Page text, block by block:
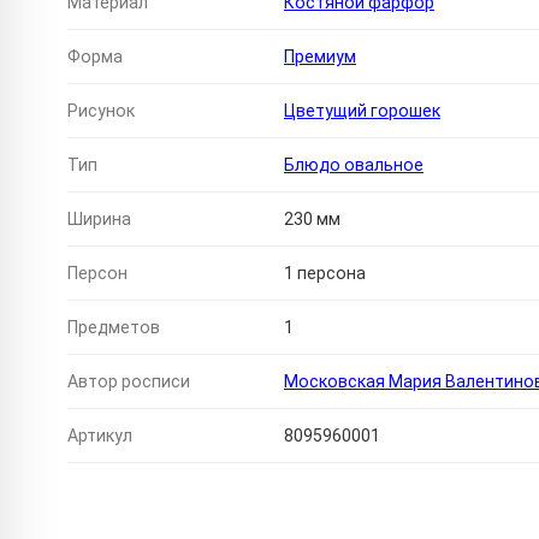
Форма Премиум
Рисунок Цветущий горошек
Тип Блюдо овальное
Ширина 230 мм
Персон 1 персона
Предметов 1
Автор росписи Московская Мария
Артикул 8095960001